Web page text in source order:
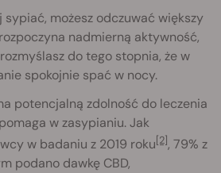
sypiać, możesz odczuwać większy
nadmierną aktywność,
do tego stopnia, że w
spokojnie spać w nocy.
potencjalną zdolność do leczenia
w zasypianiu. Jak
w badaniu z 2019 roku[2], 79% z
podano dawkę CBD,